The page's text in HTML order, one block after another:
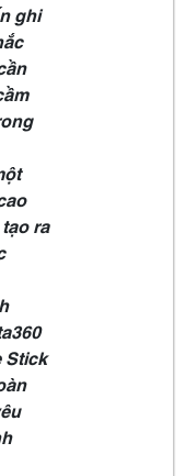
ghi
ra
Stick